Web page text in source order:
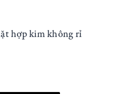
hợp kim không rỉ